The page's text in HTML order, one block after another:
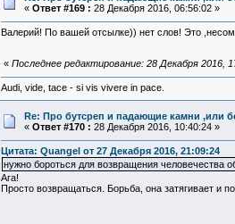
« Ответ #169 : 28 Декабря 2016, 06:56:02 »
Валерий! По вашей отсылке)) нет слов! Это
« Последнее редактирование: 28 Декабря 2016,
Audi, vide, tace - si vis vivere in pace.
Re: Про бутсреп и падающие камни ,или
« Ответ #170 : 28 Декабря 2016, 10:40:24 »
Цитата: Quangel от 27 Декабря 2016, 21:09:24
нужно бороться для возвращения человечества
Ага!
Просто возвращаться. Борьба, она затягивает и